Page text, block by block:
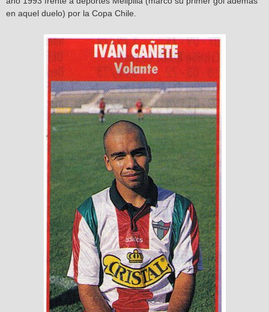
en aquel duelo) por la Copa Chile.